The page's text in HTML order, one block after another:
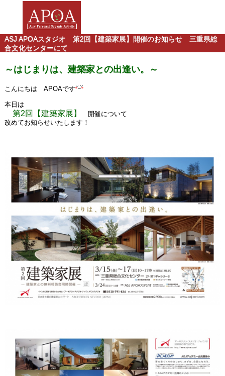
ASJ APOAスタジオ 第2回【建築家展】開催のお知らせ 三重県総
合文化センターにて
～はじまりは、建築家との出逢い。～
こんにちは APOAです
本日は
第2回【建築家展】
開催について
改めてお知らせいたします！